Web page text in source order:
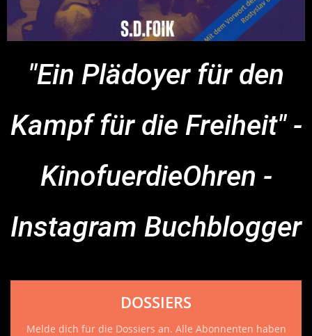
"Ein Plädoyer für den
Kampf für die Freiheit" -
KinofuerdieOhren -
Instagram Buchblogger
DOSSIERS
Melde dich für die Dossiers an. Alle Abonnenten haben